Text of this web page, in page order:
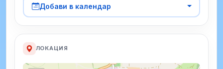
Добави в календар
ЛОКАЦИЯ